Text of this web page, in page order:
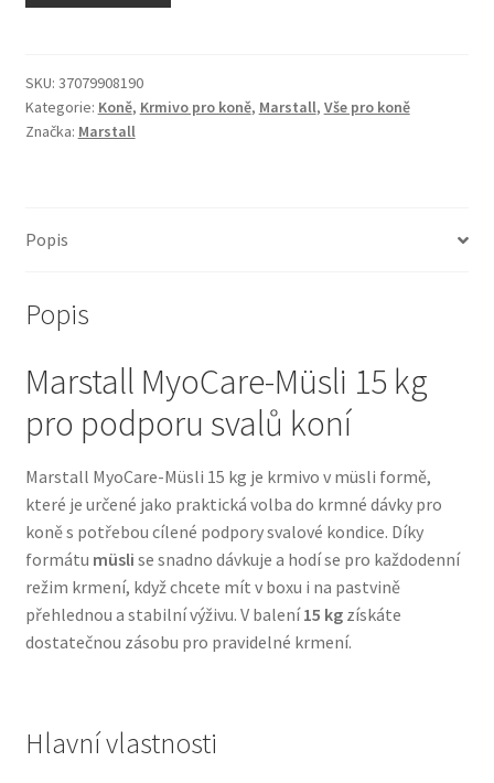
Odpočívadla pro kočky
Pamlsky pro kočky
Škrabadla pro kočky
Veterinární dieta pro kočky
Vše pro psy — Krmivo, doplňky, vybavení
Boudy a výběhy
Bozita pro psy — Švédské krmivo s nordickou kvalitou
Brit pro psy
přírodními složkami
SKU: 37079908190
Kategorie: Koně, Krmivo pro koně, Marstall, Vše pro koně
Značka: Marstall
Popis
Popis
Marstall MyoCare-Müsli 15 kg
pro podporu svalů koní
Marstall MyoCare-Müsli 15 kg je krmivo v müsli formě,
které je určené jako praktická volba do krmné dávky pro
koně s potřebou cílené podpory svalové kondice. Díky
formátu müsli se snadno dávkuje a hodí se pro každodenní
režim krmení, když chcete mít v boxu i na pastvině
přehlednou a stabilní výživu. V balení15 kgzískáte
dostatečnou zásobu pro pravidelné krmení.
Hlavní vlastnosti